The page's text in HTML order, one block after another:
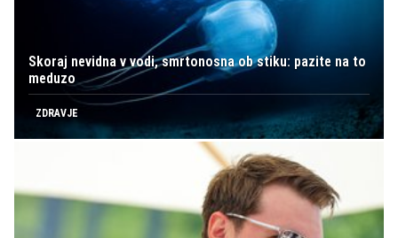
Skoraj nevidna v vodi, smrtonosna ob stiku: pazite na to
meduzo
ZDRAVJE